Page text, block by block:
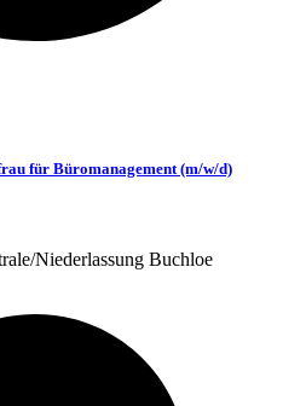
für Büromanagement (m/w/d)
Niederlassung Buchloe